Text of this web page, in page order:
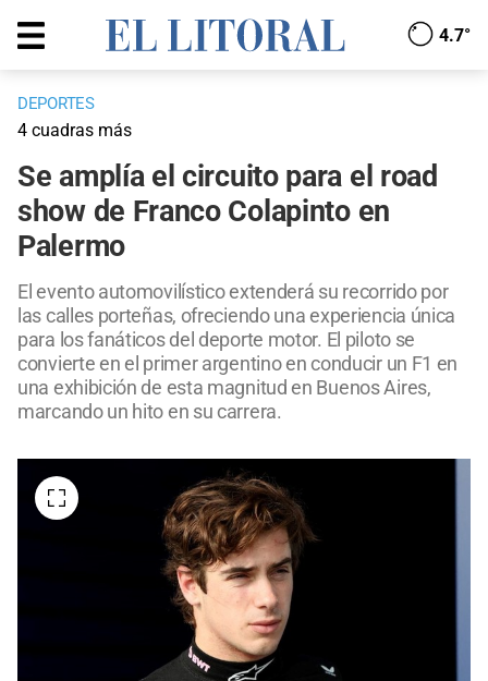
4.7°
DEPORTES
4 cuadras más
Se amplía el circuito para el road
show de Franco Colapinto en
Palermo
El evento automovilístico extenderá su recorrido por
las calles porteñas, ofreciendo una experiencia única
para los fanáticos del deporte motor. El piloto se
convierte en el primer argentino en conducir un F1 en
una exhibición de esta magnitud en Buenos Aires,
marcando un hito en su carrera.